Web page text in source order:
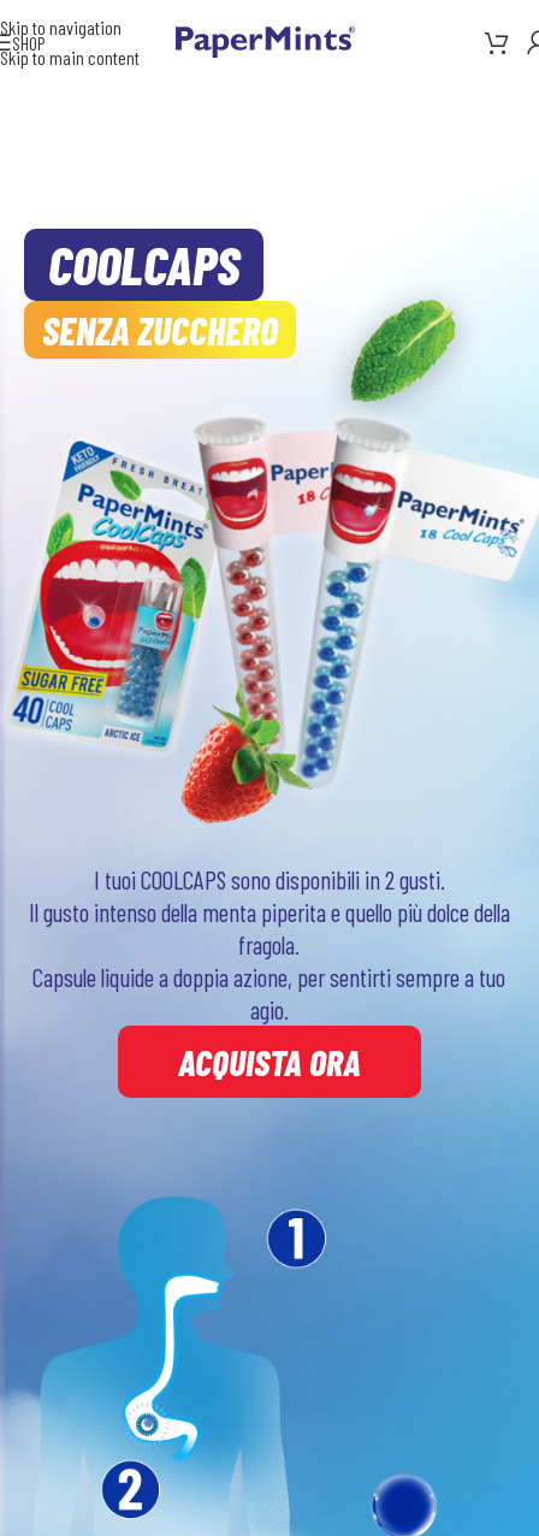
Skip to navigation
Skip to main content
SHOP
COOLCAPS
SENZA ZUCCHERO
I tuoi COOLCAPS sono disponibili in 2 gusti.
Il gusto intenso della menta piperita e quello più dolce della
fragola.
Capsule liquide a doppia azione, per sentirti sempre a tuo
agio.
ACQUISTA ORA